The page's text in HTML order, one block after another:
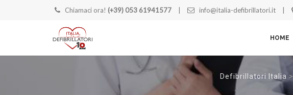
Chiamaci ora! (+39) 053 61941577 info@italia-defibrillatori.it
HOME
Defibrillatori Italia >